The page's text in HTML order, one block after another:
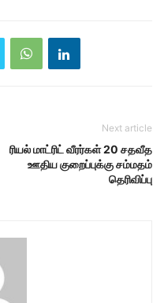
Next article
ரியல் மாட்ரிட் வீரர்கள் 20 சதவீத
ஊதிய குறைப்புக்கு சம்மதம்
தெரிவிப்பு